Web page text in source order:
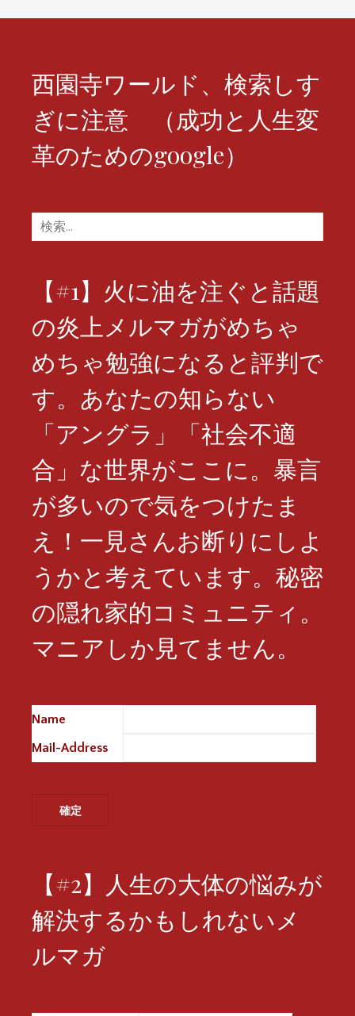
ョ
西園寺ワールド、検索しす
ぎに注意 （成功と人生変
革のためのgoogle）
検
索:
【#1】火に油を注ぐと話題
の炎上メルマガがめちゃ
めちゃ勉強になると評判で
す。あなたの知らない
「アングラ」「社会不適
合」な世界がここに。暴言
が多いので気をつけたま
え！一見さんお断りにしよ
うかと考えています。秘密
の隠れ家的コミュニティ。
マニアしか見てません。
Name
Mail-Address
【#2】人生の大体の悩みが
解決するかもしれないメ
ルマガ